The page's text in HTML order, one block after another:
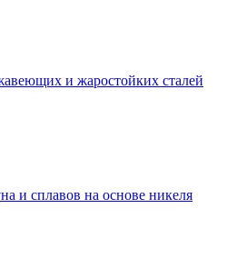
и жаростойких сталей
и сплавов на основе никеля